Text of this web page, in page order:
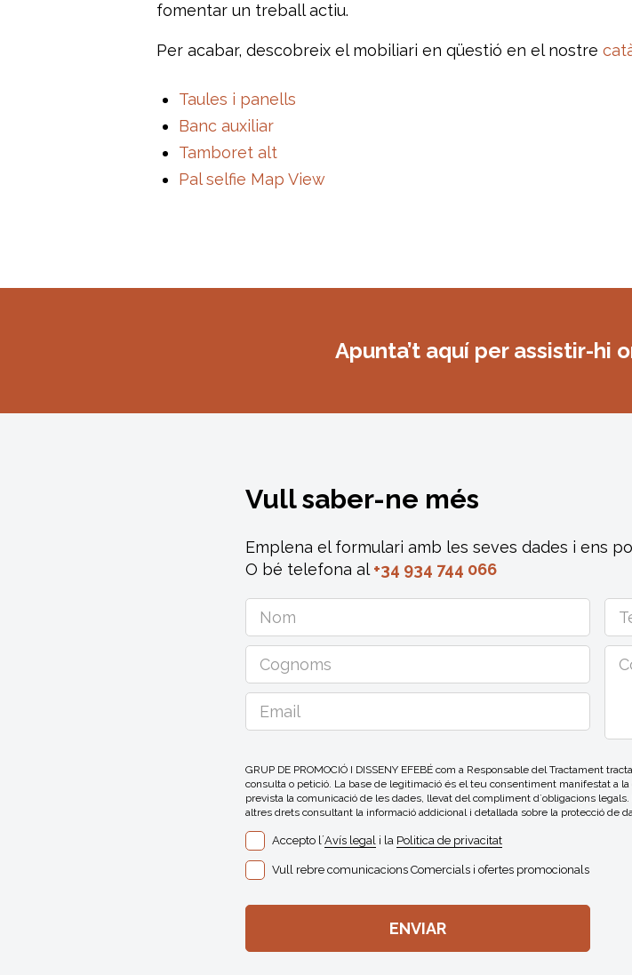
fomentar un treball actiu.
Per acabar, descobreix el mobiliari en qüestió en el nostre
Taules i panells
Banc auxiliar
Tamboret alt
Pal selfie Map View
Apunta’t aquí per assistir-hi
Vull saber-ne més
Emplena el formulari amb les seves dades i ens
O bé telefona al +34 934 744 066
GRUP DE PROMOCIÓ I DISSENY EFEBÉ com a Responsable del Tractament
consulta o petició. La base de legitimació és el teu consentiment manifestat a la
prevista la comunicació de les dades, llevat del compliment d´obligacions
altres drets consultant la informació addicional i detallada sobre la protecció de
Accepto l´Avís legali la Politica de privacitat
Vull rebre comunicacions Comercials i ofertes promocionals